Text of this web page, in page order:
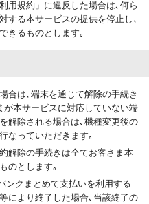
用規約」に違反した場合は､何ら
する本サービスの提供を停止し､
きるものとします｡
合は､端末を通じて解除の手続き
本サービスに対応していない端
解除される場合は､機種変更後の
なっていただきます｡
解除の手続きは全てお客さま本
のとします｡
ンクまとめて支払いを利用する
により終了した場合､当該終了の